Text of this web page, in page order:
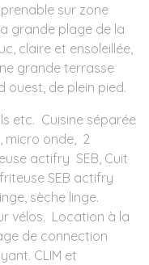
sur zone
grande plage de la
claire et ensoleillée,
grande terrasse
ouest, de plein pied.
etc. Cuisine séparée
micro onde, 2
actifry SEB, Cuit
SEB actifry
sèche linge.
vélos. Location à la
de connection
CLIM et